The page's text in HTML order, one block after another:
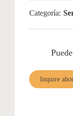
Categoría:
Inquire